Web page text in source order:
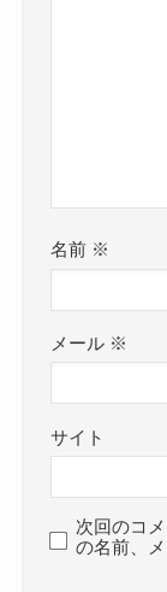
名前 ※
メール ※
サイト
次回のコ
の名前、